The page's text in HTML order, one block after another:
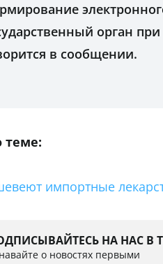
орган
в сообщении.
теме:
импортные
НА НАС В
о новостях первыми